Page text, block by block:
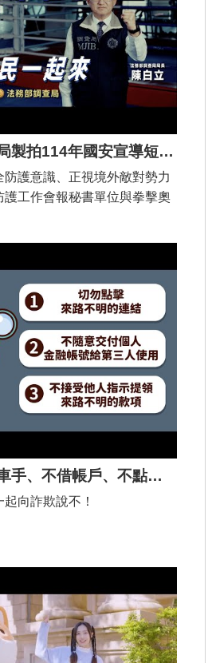
】
轉知法務部調查局製拍114年國安宣導短片「捍衛國家安全，全民一起來」
護意識、正視境外敵對勢力
護工作會報秘書單位與拳擊奧
，製拍114年國安宣導短片
三不守則—不當車手、不借帳戶、不點可疑連結（30秒動畫）
向詐欺說不！